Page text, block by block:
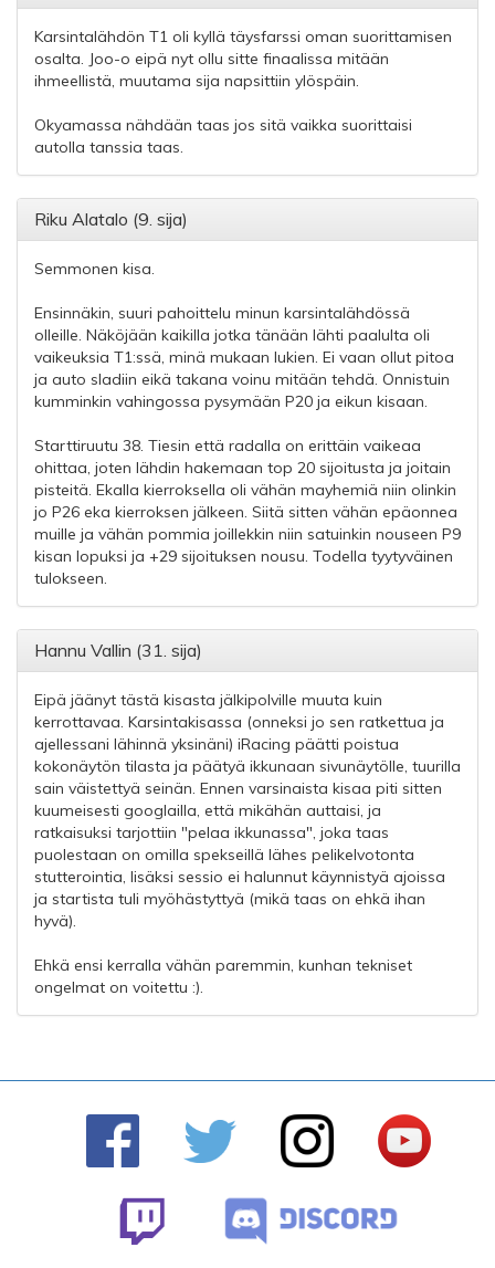
Karsintalähdön T1 oli kyllä täysfarssi oman suorittamisen
osalta. Joo-o eipä nyt ollu sitte finaalissa mitään
ihmeellistä, muutama sija napsittiin ylöspäin.
Okyamassa nähdään taas jos sitä vaikka suorittaisi
autolla tanssia taas.
Riku Alatalo (9. sija)
Semmonen kisa.
Ensinnäkin, suuri pahoittelu minun karsintalähdössä
olleille. Näköjään kaikilla jotka tänään lähti paalulta oli
vaikeuksia T1:ssä, minä mukaan lukien. Ei vaan ollut pitoa
ja auto sladiin eikä takana voinu mitään tehdä. Onnistuin
kumminkin vahingossa pysymään P20 ja eikun kisaan.
Starttiruutu 38. Tiesin että radalla on erittäin vaikeaa
ohittaa, joten lähdin hakemaan top 20 sijoitusta ja joitain
pisteitä. Ekalla kierroksella oli vähän mayhemiä niin olinkin
jo P26 eka kierroksen jälkeen. Siitä sitten vähän epäonnea
muille ja vähän pommia joillekkin niin satuinkin nouseen P9
kisan lopuksi ja +29 sijoituksen nousu. Todella tyytyväinen
tulokseen.
Hannu Vallin (31. sija)
Eipä jäänyt tästä kisasta jälkipolville muuta kuin
kerrottavaa. Karsintakisassa (onneksi jo sen ratkettua ja
ajellessani lähinnä yksinäni) iRacing päätti poistua
kokonäytön tilasta ja päätyä ikkunaan sivunäytölle, tuurilla
sain väistettyä seinän. Ennen varsinaista kisaa piti sitten
kuumeisesti googlailla, että mikähän auttaisi, ja
ratkaisuksi tarjottiin "pelaa ikkunassa", joka taas
puolestaan on omilla spekseillä lähes pelikelvotonta
stutterointia, lisäksi sessio ei halunnut käynnistyä ajoissa
ja startista tuli myöhästyttyä (mikä taas on ehkä ihan
hyvä).
Ehkä ensi kerralla vähän paremmin, kunhan tekniset
ongelmat on voitettu :).